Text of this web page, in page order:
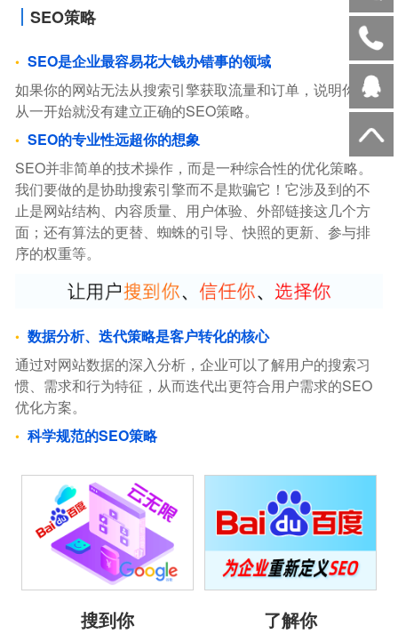
SEO策略
SEO是企业最容易花大钱办错事的领域
如果你的网站无法从搜索引擎获取流量和订单，说明你，
从一开始就没有建立正确的SEO策略。
SEO的专业性远超你的想象
SEO并非简单的技术操作，而是一种综合性的优化策略。
我们要做的是协助搜索引擎而不是欺骗它！它涉及到的不
止是网站结构、内容质量、用户体验、外部链接这几个方
面；还有算法的更替、蜘蛛的引导、快照的更新、参与排
序的权重等。
数据分析、迭代策略是客户转化的核心
通过对网站数据的深入分析，企业可以了解用户的搜索习
惯、需求和行为特征，从而迭代出更符合用户需求的SEO
优化方案。
科学规范的SEO策略
搜到你 了解你